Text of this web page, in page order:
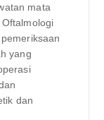
mata
yang
dan